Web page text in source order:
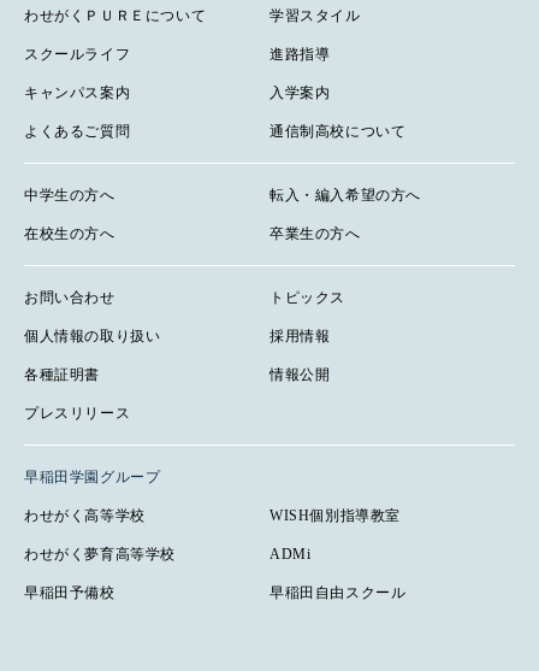
わせがくＰＵＲＥについて 学習スタイル
スクールライフ 進路指導
キャンパス案内 入学案内
よくあるご質問 通信制高校について
中学生の方へ 転入・編入希望の方へ
在校生の方へ 卒業生の方へ
お問い合わせ トピックス
個人情報の取り扱い 採用情報
各種証明書 情報公開
プレスリリース
早稲田学園グループ
わせがく高等学校 WISH個別指導教室
わせがく夢育高等学校 ADMi
早稲田予備校 早稲田自由スクール